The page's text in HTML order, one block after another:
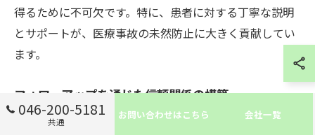
得るために不可欠です。特に、患者に対する丁寧な説明
とサポートが、医療事故の未然防止に大きく貢献してい
ます。
フォローアップを通じた信頼関係の構築
投薬後フォローアップは、患者との信頼関係を築く上で
046-200-5181
共通
お問い合わせはこちら 会社一覧